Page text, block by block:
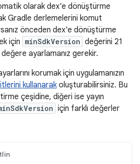
olarak dex'e dönüştürme
Gradle derlemelerini komut
önceden dex'e dönüştürme
için minSdkVersion değerini 21
ayarlamanız gerekir.
korumak için uygulamanızın
kullanarakoluşturabilirsiniz. Bu
çeşidine, diğeri ise yayın
için farklı değerler